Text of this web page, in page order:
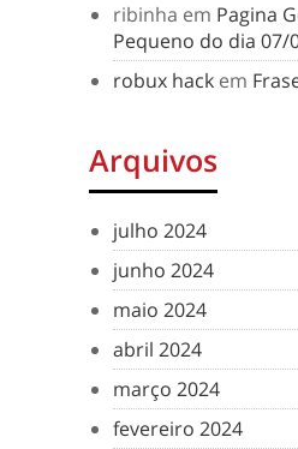
ribinha em Pagina
Pequeno do dia 07/
robux hack em
Arquivos
julho 2024
junho 2024
maio 2024
abril 2024
março 2024
fevereiro 2024